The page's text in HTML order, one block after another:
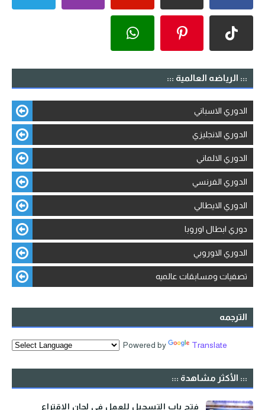
::: الرياضه العالمية :::
الدوري الاسباني
الدوري الانجليزي
الدوري الالماني
الدوري الفرنسي
الدوري الايطالي
دوري ابطال اوروبا
الدوري الاوروبي
تصفيات ومسابقات عالميه
الترجمه
Powered by Translate
::: الأكثر مشاهدة :::
فتح باب التسجيل للعمل في لجان الاقتراع